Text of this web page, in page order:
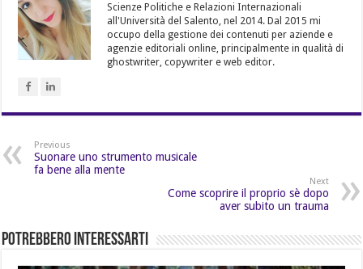
Scienze Politiche e Relazioni Internazionali
all'Università del Salento, nel 2014. Dal 2015 mi
occupo della gestione dei contenuti per aziende e
agenzie editoriali online, principalmente in qualità di
ghostwriter, copywriter e web editor.
Previous
Suonare uno strumento musicale
fa bene alla mente
Next
Come scoprire il proprio sè dopo
aver subito un trauma
Potrebbero Interessarti